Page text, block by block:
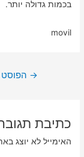
בכמות גדולה יותר.
movil
ניווט
→
כתיבת
האימייל לא יוצג